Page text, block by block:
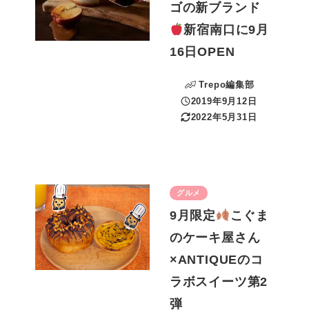
ゴの新ブランド
新宿南口に9月
16日OPEN
Trepo編集部
投稿日
2019年9月12日
更新日
2022年5月31日
グルメ
9月限定
こぐま
のケーキ屋さん
×ANTIQUEのコ
ラボスイーツ第2
弾